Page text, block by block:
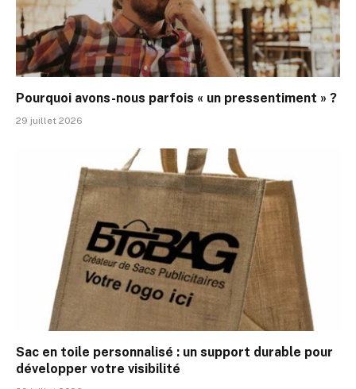
Pourquoi avons-nous parfois « un pressentiment » ?
29 juillet 2026
Sac en toile personnalisé : un support durable pour
développer votre visibilité